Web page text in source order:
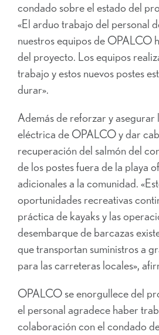
condado sobre el estado del
«El arduo trabajo del personal
nuestros equipos de OPALCO
del proyecto. Los equipos
trabajo y estos nuevos postes
durar».
Además de reforzar y asegurar
eléctrica de OPALCO y dar
recuperación del salmón del
de los postes fuera de la playa
adicionales a la comunidad.
oportunidades recreativas
práctica de kayaks y las
desembarque de barcazas
que transportan suministros a
para las carreteras locales»,
OPALCO se enorgullece del
el personal agradece haber
colaboración con el condado